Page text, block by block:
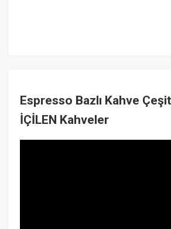
Espresso Bazlı Kahve
İÇİLEN Kahveler